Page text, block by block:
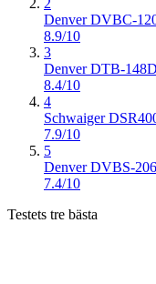
Denver DVBC-
8.9/10
3
Denver DTB-148
8.4/10
4
Schwaiger
7.9/10
5
Denver DVBS-
7.4/10
Testets tre bästa